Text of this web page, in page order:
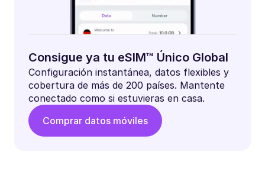
Consigue ya tu eSIM™ Único Global
Configuración instantánea, datos flexibles y
cobertura de más de 200 países. Mantente
conectado como si estuvieras en casa.
Comprar datos móviles